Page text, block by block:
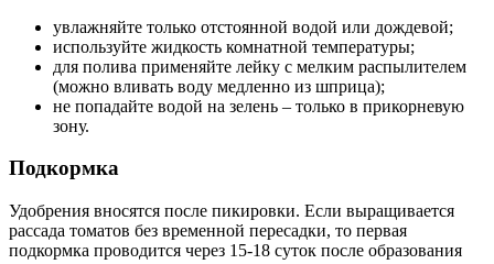
увлажняйте только отстоянной водой или дождевой;
используйте жидкость комнатной температуры;
для полива применяйте лейку с мелким распылителем
(можно вливать воду медленно из шприца);
не попадайте водой на зелень – только в прикорневую
зону.
Подкормка
Удобрения вносятся после пикировки. Если выращивается
рассада томатов без временной пересадки, то первая
подкормка проводится через 15-18 суток после образования